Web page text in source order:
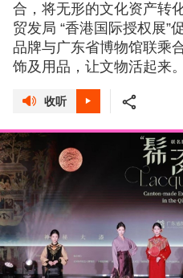
合，将无形的文化资产转
贸发局 “香港国际授权展”
品牌与广东省博物馆联乘
饰及用品，让文物活起来。
收听